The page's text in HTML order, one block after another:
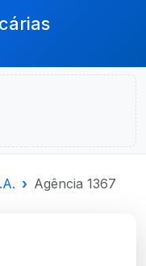
Agência 1367